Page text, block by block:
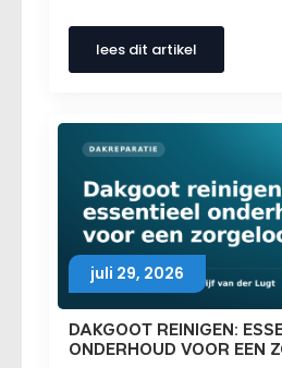
lees dit artikel
DAKGOOT REINIGEN:
ONDERHOUD VOOR EEN
juli 29, 2026